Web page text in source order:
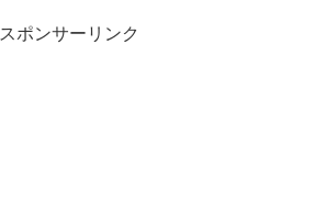
スポンサーリンク